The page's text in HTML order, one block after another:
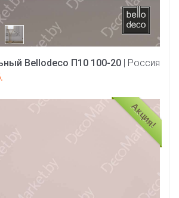
Bellodeco П10 100-20
| Россия
Акция!